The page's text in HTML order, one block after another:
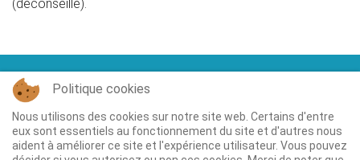
(déconseillé).
ACCUEIL
PARTENAIRES
PLAN D'ACCÈS
MENTIONS
LÉGALES
Politique cookies
Nous utilisons des cookies sur notre site web. Certains d'entre
eux sont essentiels au fonctionnement du site et d'autres nous
aident à améliorer ce site et l'expérience utilisateur. Vous pouvez